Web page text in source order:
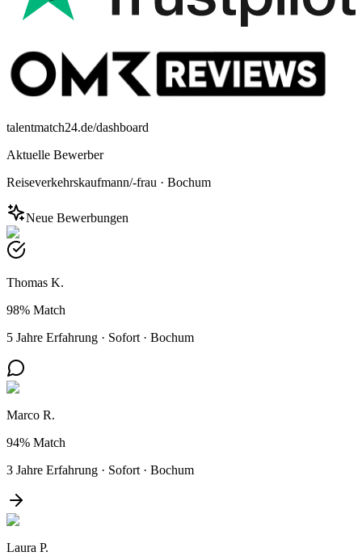
talentmatch24.de/dashboard
Aktuelle Bewerber
Reiseverkehrskaufmann/-frau · Bochum
Neue Bewerbungen
Thomas K.
98% Match
5 Jahre Erfahrung · Sofort · Bochum
Marco R.
94% Match
3 Jahre Erfahrung · Sofort · Bochum
Laura P.